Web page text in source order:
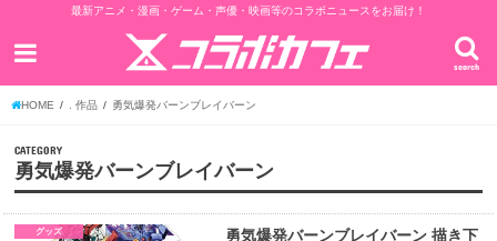
最新アニメ・漫画・ゲーム・声優・映画等のコラボニュースをお届け！
search
HOME . 作品 勇気爆発バーンブレイバーン
CATEGORY
勇気爆発バーンブレイバーン
グッズ
勇気爆発バーンブレイバーン 描き下